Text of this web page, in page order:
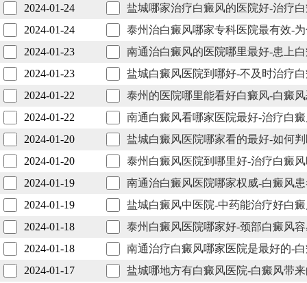
2024-01-24
盐城哪家治疗白癜风的医院好-治疗
2024-01-24
泰州治白癜风哪家专科医院最有效-
2024-01-23
南通治白癜风的医院哪里最好-患上
2024-01-23
盐城白癜风医院到哪好-不及时治疗
2024-01-22
泰州的医院哪里能看好白癜风-白癜
2024-01-22
南通白癜风看哪家医院最好-治疗白
2024-01-20
盐城白癜风医院哪家看的最好-如何
2024-01-20
泰州白癜风医院到哪里好-治疗白癜
2024-01-19
南通治白癜风医院哪家权威-白癜风
2024-01-19
盐城白癜风中医院-中药能治疗好白
2024-01-18
泰州白癜风医院哪家好-颈部白癜风
2024-01-18
南通治疗白癜风哪家医院是最好的-
2024-01-17
盐城哪地方有白癜风医院-白癜风带